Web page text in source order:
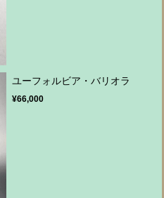
ユーフォルビア・バリオラ
¥66,000